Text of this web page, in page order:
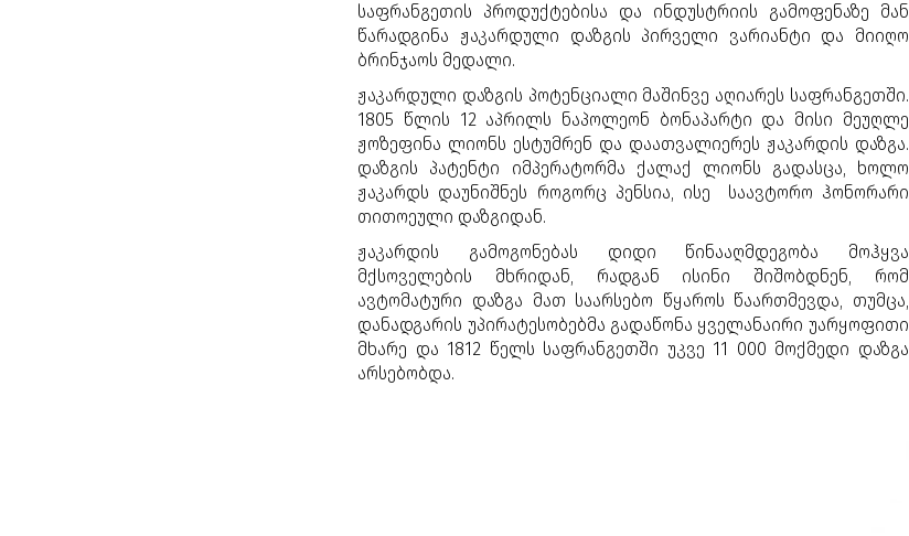
საფრანგეთის პროდუქტებისა და ინდუსტრიის გამოფენაზე მან
წარადგინა ჟაკარდული დაზგის პირველი ვარიანტი და მიიღო
ბრინჯაოს მედალი.
ჟაკარდული დაზგის პოტენციალი მაშინვე აღიარეს საფრანგეთში.
1805 წლის 12 აპრილს ნაპოლეონ ბონაპარტი და მისი მეუღლე
ჟოზეფინა ლიონს ესტუმრენ და დაათვალიერეს ჟაკარდის დაზგა.
დაზგის პატენტი იმპერატორმა ქალაქ ლიონს გადასცა, ხოლო
ჟაკარდს დაუნიშნეს როგორც პენსია, ისე საავტორო ჰონორარი
თითოეული დაზგიდან.
ჟაკარდის გამოგონებას დიდი წინააღმდეგობა მოჰყვა
მქსოველების მხრიდან, რადგან ისინი შიშობდნენ, რომ
ავტომატური დაზგა მათ საარსებო წყაროს წაართმევდა, თუმცა,
დანადგარის უპირატესობებმა გადაწონა ყველანაირი უარყოფითი
მხარე და 1812 წელს საფრანგეთში უკვე 11 000 მოქმედი დაზგა
არსებობდა.